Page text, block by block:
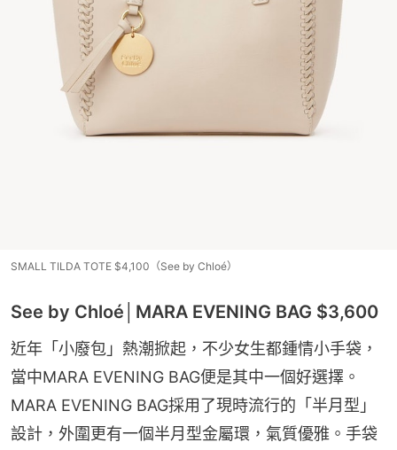
SMALL TILDA TOTE $4,100（See by Chloé）
See by Chloé│MARA EVENING BAG $3,600
近年「小廢包」熱潮掀起，不少女生都鍾情小手袋，
當中MARA EVENING BAG便是其中一個好選擇。
MARA EVENING BAG採用了現時流行的「半月型」
設計，外圍更有一個半月型金屬環，氣質優雅。手袋